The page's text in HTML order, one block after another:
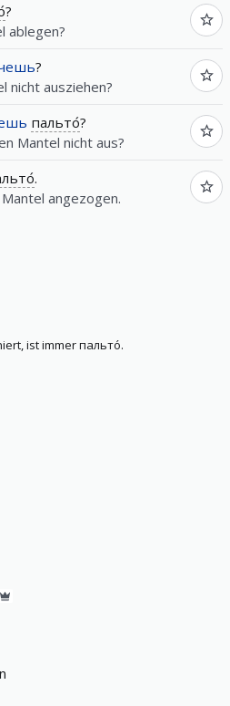
?
ablegen?
?
nicht ausziehen?
пальто́?
Mantel nicht aus?
.
angezogen.
ist immer пальто́.